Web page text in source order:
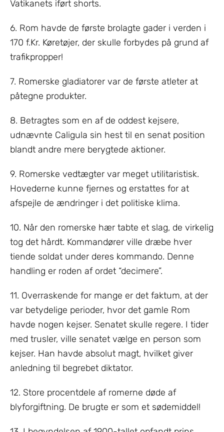
Vatikanets iført shorts.
6. Rom havde de første brolagte gader i verden i
170 f.Kr. Køretøjer, der skulle forbydes på grund af
trafikpropper!
7. Romerske gladiatorer var de første atleter at
påtegne produkter.
8. Betragtes som en af de oddest kejsere,
udnævnte Caligula sin hest til en senat position
blandt andre mere berygtede aktioner.
9. Romerske vedtægter var meget utilitaristisk.
Hovederne kunne fjernes og erstattes for at
afspejle de ændringer i det politiske klima.
10. Når den romerske hær tabte et slag, de virkelig
tog det hårdt. Kommandører ville dræbe hver
tiende soldat under deres kommando. Denne
handling er roden af ordet “decimere”.
11. Overraskende for mange er det faktum, at der
var betydelige perioder, hvor det gamle Rom
havde nogen kejser. Senatet skulle regere. I tider
med trusler, ville senatet vælge en person som
kejser. Han havde absolut magt, hvilket giver
anledning til begrebet diktator.
12. Store procentdele af romerne døde af
blyforgiftning. De brugte er som et sødemiddel!